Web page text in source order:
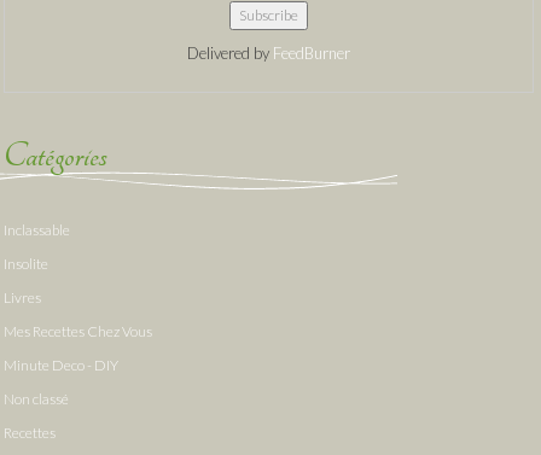
Delivered by FeedBurner
Catégories
Inclassable
Insolite
Livres
Mes Recettes Chez Vous
Minute Deco - DIY
Non classé
Recettes